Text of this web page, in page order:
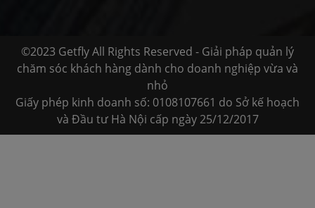
©2023 Getfly All Rights Reserved - Giải pháp quản lý
chăm sóc khách hàng dành cho doanh nghiệp vừa và
nhỏ
Giấy phép kinh doanh số: 0108107661 do Sở kế hoạch
và Đầu tư Hà Nội cấp ngày 25/12/2017